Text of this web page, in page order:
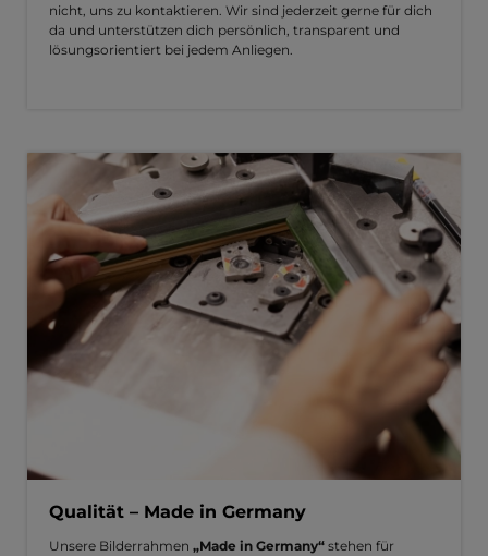
nicht, uns zu kontaktieren. Wir sind jederzeit gerne für dich
da und unterstützen dich persönlich, transparent und
lösungsorientiert bei jedem Anliegen.
Qualität – Made in Germany
Unsere Bilderrahmen „Made in Germany“ stehen für